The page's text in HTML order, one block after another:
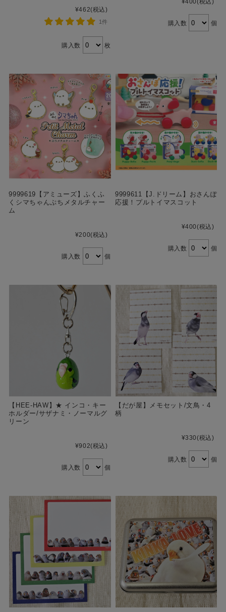
¥462(税込)
1件
購入数 枚
¥400(税込)
購入数 個
9999619【アミューズ】ふくふ
くシマちゃんぷちメタルチャー
ム
¥200(税込)
購入数 個
9999611【J.ドリーム】おさんぽ
応援！プルトイマスコット
¥400(税込)
購入数 個
【HEE-HAW】★ インコ・キー
ホルダー/サザナミ・ノーマルグ
リーン
¥902(税込)
購入数 個
【だが屋】メモセット/文鳥・4
柄
¥330(税込)
購入数 個